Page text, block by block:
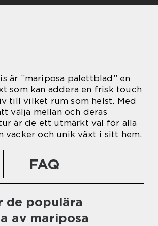
är ”mariposa palettblad” en
som kan addera en frisk touch
till vilket rum som helst. Med
välja mellan och deras
är de ett utmärkt val för alla
vacker och unik växt i sitt hem.
FAQ
de populära
av mariposa